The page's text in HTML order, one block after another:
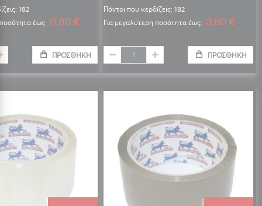
182
ποσότητα έως: 0,80 €
ΠΡΟΣΘΉΚΗ
Πόντοι που κερδίζεις: 182
Για μεγαλύτερη ποσότητα έως: 0,80 €
ΠΡΟΣΘΉΚΗ